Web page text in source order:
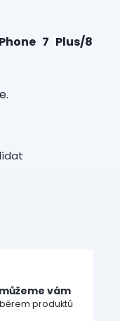
7 Plus/8
vám
produktů